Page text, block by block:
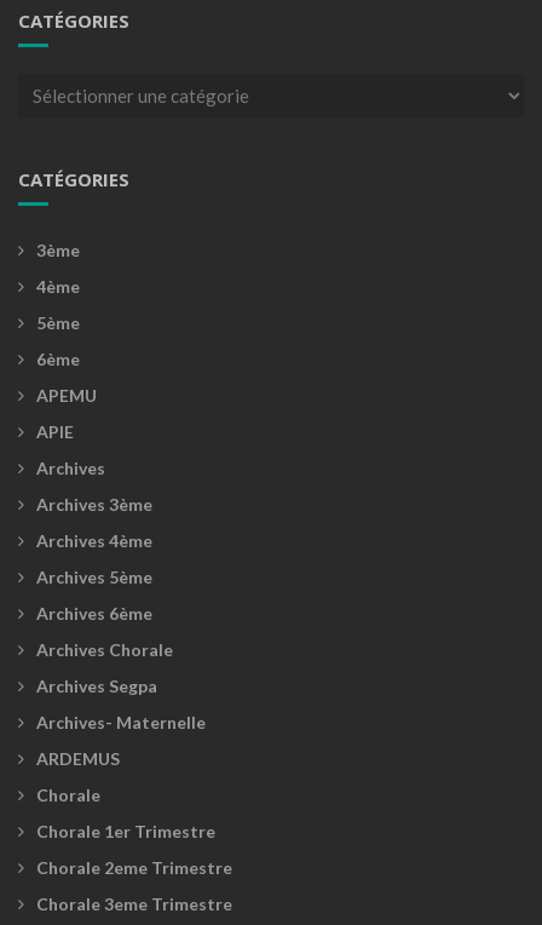
CATÉGORIES
Catégories
CATÉGORIES
3ème
4ème
5ème
6ème
APEMU
APIE
Archives
Archives 3ème
Archives 4ème
Archives 5ème
Archives 6ème
Archives Chorale
Archives Segpa
Archives- Maternelle
ARDEMUS
Chorale
Chorale 1er Trimestre
Chorale 2eme Trimestre
Chorale 3eme Trimestre